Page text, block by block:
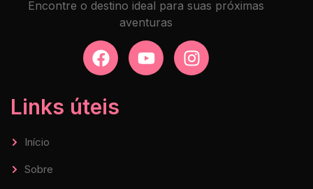
Encontre o destino ideal para suas próximas
aventuras
Links úteis
Início
Sobre